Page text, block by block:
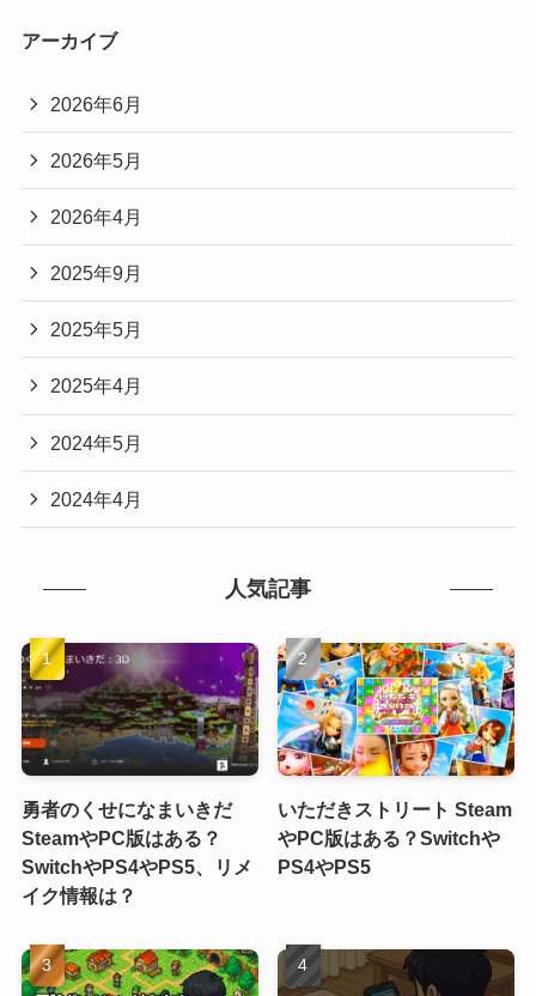
アーカイブ
2026年6月
2026年5月
2026年4月
2025年9月
2025年5月
2025年4月
2024年5月
2024年4月
人気記事
勇者のくせになまいきだ
SteamやPC版はある？
SwitchやPS4やPS5、リメ
イク情報は？
いただきストリート Steam
やPC版はある？Switchや
PS4やPS5